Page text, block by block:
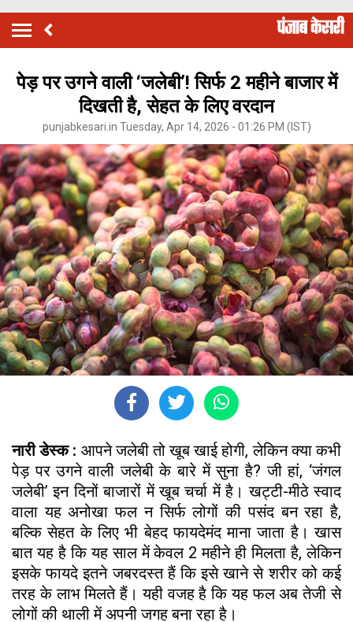
पेड़ पर उगने वाली ‘जलेबी’! सिर्फ 2 महीने बाजार में
दिखती है, सेहत के लिए वरदान
punjabkesari.in Tuesday, Apr 14, 2026 - 01:26 PM (IST)
नारी डेस्क : आपने जलेबी तो खूब खाई होगी, लेकिन क्या कभी
पेड़ पर उगने वाली जलेबी के बारे में सुना है? जी हां, ‘जंगल
जलेबी’ इन दिनों बाजारों में खूब चर्चा में है। खट्टी-मीठे स्वाद
वाला यह अनोखा फल न सिर्फ लोगों की पसंद बन रहा है,
बल्कि सेहत के लिए भी बेहद फायदेमंद माना जाता है। खास
बात यह है कि यह साल में केवल 2 महीने ही मिलता है, लेकिन
इसके फायदे इतने जबरदस्त हैं कि इसे खाने से शरीर को कई
तरह के लाभ मिलते हैं। यही वजह है कि यह फल अब तेजी से
लोगों की थाली में अपनी जगह बना रहा है।